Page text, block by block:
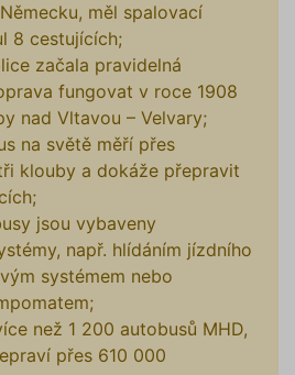
měl spalovací
8 cestujících;
začala pravidelná
fungovat v roce 1908
nad Vltavou – Velvary;
na světě měří přes
klouby a dokáže přepravit
jsou vybaveny
např. hlídáním jízdního
systémem nebo
než 1 200 autobusů MHD,
přes 610 000